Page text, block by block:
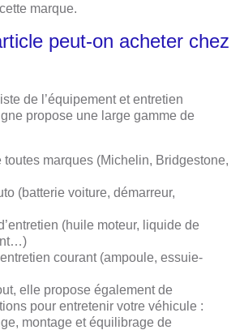
marque.
peut-on acheter chez
de l’équipement et entretien
propose une large gamme de
toutes marques (Michelin, Bridgestone,
(batterie voiture, démarreur,
(huile moteur, liquide de
courant (ampoule, essuie-
elle propose également de
pour entretenir votre véhicule :
montage et équilibrage de